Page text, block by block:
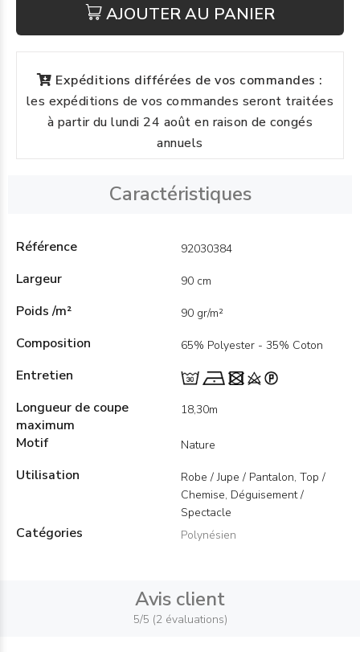
AJOUTER AU PANIER
Expéditions différées de vos commandes :
les expéditions de vos commandes seront traitées
à partir du lundi 24 août en raison de congés
annuels
Caractéristiques
Référence 92030384
Largeur 90 cm
Poids /m² 90 gr/m²
Composition 65% Polyester - 35% Coton
Entretien
Longueur de coupe
maximum
18,30m
Motif Nature
Utilisation
Robe / Jupe / Pantalon, Top /
Chemise, Déguisement /
Spectacle
Catégories Polynésien
Avis client
5/5 (2 évaluations)